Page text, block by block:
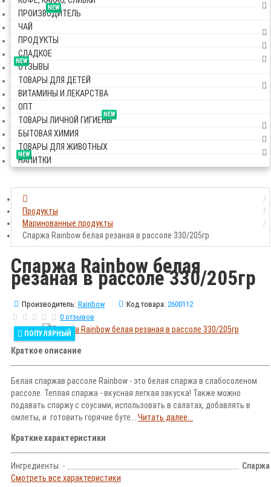
NEW
ПРОИЗВОДИТЕЛЬ
ЧАЙ
ПРОДУКТЫ
СЛАДКОЕ
NEW
ОТЗЫВЫ
ТОВАРЫ ДЛЯ ДЕТЕЙ
ВИТАМИНЫ И ЛЕКАРСТВА
ОПТ
NEW
ТОВАРЫ ЛИЧНОЙ ГИГИЕНЫ
БЫТОВАЯ ХИМИЯ
ТОВАРЫ ДЛЯ ЖИВОТНЫХ
NEW
НАПИТКИ
Продукты
Маринованные продукты
Спаржа Rainbow белая резаная в рассоле 330/205гр
Спаржа Rainbow белая
резаная в рассоле 330/205гр
Производитель: Rainbow Код товара: 2600112
0 отзывов
ПОПУЛЯРНЫЙ
Краткое описание
Белая спаржав рассоле Rainbow - это белая спаржа в слабосоленом
рассоле. Теплая спаржа - вкусная легкая закуска! Также можно
подавать спаржу с соусами, использовать в салатах, добавлять в
омлеты, и готовить горячие буте... Читать далее...
Краткие характеристики
Ингредиенты: -
Спаржа
Смотреть все характеристики